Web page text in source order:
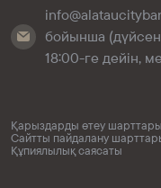
бойынша
18:00-ге дейін,
Қарыздарды өтеу шарттары
Сайтты пайдалану
Құпиялылық саясаты